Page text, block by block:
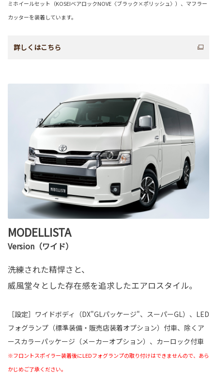
ミホイールセット（KOSEIベアロックNOVE〈ブラック×ポリッシュ〉）、マフラー
カッターを装着しています。
詳しくはこちら
MODELLISTA
Version（ワイド）
洗練された精悍さと、
威風堂々とした存在感を追求したエアロスタイル。
［設定］ワイドボディ（DX"GLパッケージ"、スーパーGL）、LED
フォグランプ（標準装備・販売店装着オプション）付車、除くア
ースカラーパッケージ（メーカーオプション）、カーロック付車
※フロントスポイラー装着後にLEDフォグランプの取り付けはできませんので、あら
かじめご了承ください。